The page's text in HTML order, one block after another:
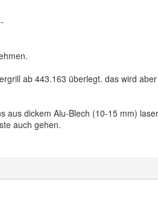
ab 443.163 überlegt. das wird
aus dickem Alu-Blech (10-15 mm)
auch gehen.